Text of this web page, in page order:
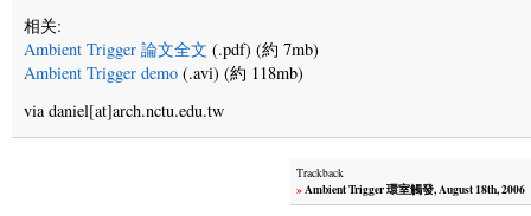
相关:
Ambient Trigger 論文全文 (.pdf) (約 7mb)
Ambient Trigger demo (.avi) (約 118mb)
via daniel[at]arch.nctu.edu.tw
Trackback
»Ambient Trigger 環室觸發, August 18th, 2006